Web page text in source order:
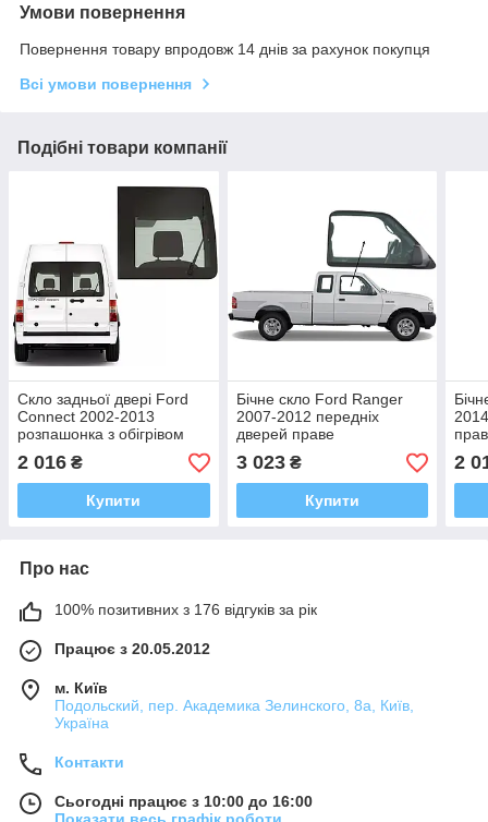
Умови повернення
Повернення товару впродовж 14 днів за рахунок покупця
Всі умови повернення
Подібні товари компанії
Скло задньої двері Ford
Connect 2002-2013
розпашонка з обігрівом
праве
2 016 ₴
Купити
Бічне скло Ford Ranger
2007-2012 передніх
дверей праве
3 023₴
Купити
2
Про нас
100% позитивних з 176 відгуків за рік
Працює з 20.05.2012
м. Київ
Подольский, пер. Академика Зелинского, 8а, Київ,
Україна
Контакти
Сьогодні працює з 10:00 до 16:00